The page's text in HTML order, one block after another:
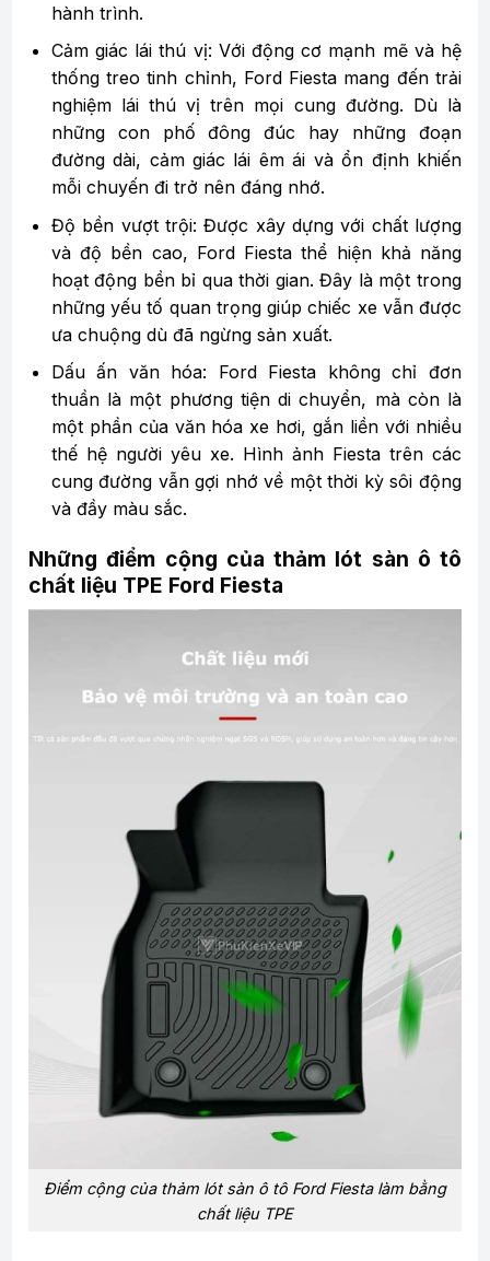
hành trình.
Cảm giác lái thú vị: Với động cơ mạnh mẽ và hệ
thống treo tinh chỉnh, Ford Fiesta mang đến trải
nghiệm lái thú vị trên mọi cung đường. Dù là
những con phố đông đúc hay những đoạn
đường dài, cảm giác lái êm ái và ổn định khiến
mỗi chuyến đi trở nên đáng nhớ.
Độ bền vượt trội: Được xây dựng với chất lượng
và độ bền cao, Ford Fiesta thể hiện khả năng
hoạt động bền bỉ qua thời gian. Đây là một trong
những yếu tố quan trọng giúp chiếc xe vẫn được
ưa chuộng dù đã ngừng sản xuất.
Dấu ấn văn hóa: Ford Fiesta không chỉ đơn
thuần là một phương tiện di chuyển, mà còn là
một phần của văn hóa xe hơi, gắn liền với nhiều
thế hệ người yêu xe. Hình ảnh Fiesta trên các
cung đường vẫn gợi nhớ về một thời kỳ sôi động
và đầy màu sắc.
Những điểm cộng của thảm lót sàn ô tô
chất liệu TPE Ford Fiesta
Điểm cộng của thảm lót sàn ô tô Ford Fiesta làm bằng
chất liệu TPE